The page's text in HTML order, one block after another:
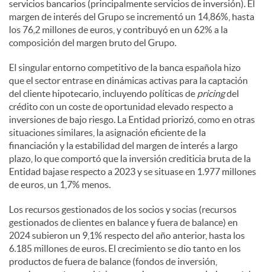
servicios bancarios (principalmente servicios de inversión). El
margen de interés del Grupo se incrementó un 14,86%, hasta
los 76,2 millones de euros, y contribuyó en un 62% a la
composición del margen bruto del Grupo.
El singular entorno competitivo de la banca española hizo
que el sector entrase en dinámicas activas para la captación
del cliente hipotecario, incluyendo políticas de pricingdel
crédito con un coste de oportunidad elevado respecto a
inversiones de bajo riesgo. La Entidad priorizó, como en otras
situaciones similares, la asignación eficiente de la
financiación y la estabilidad del margen de interés a largo
plazo, lo que comportó que la inversión crediticia bruta de la
Entidad bajase respecto a 2023 y se situase en 1.977 millones
de euros, un 1,7% menos.
Los recursos gestionados de los socios y socias (recursos
gestionados de clientes en balance y fuera de balance) en
2024 subieron un 9,1% respecto del año anterior, hasta los
6.185 millones de euros. El crecimiento se dio tanto en los
productos de fuera de balance (fondos de inversión,